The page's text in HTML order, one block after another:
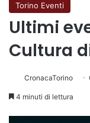
Torino Eventi
Ultimi
Cultura
CronacaTorino
4 minuti di lettura